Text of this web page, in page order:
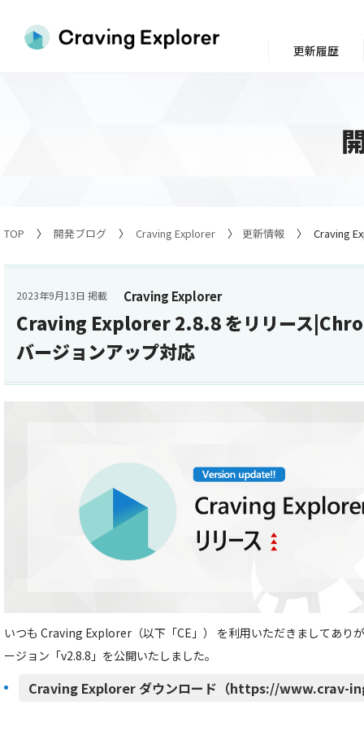
TOP 開発ブログ Craving Explorer 更新情報 Craving
Craving Explorer
2023年9月13日 掲載
Craving Explorer 2.8.8 をリリース
バージョンアップ対応
いつも Craving Explorer（以下「CE」） を利用いただきましてあり
ージョン「v2.8.8」を公開いたしました。
Craving Explorer ダウンロード（https://www.crav-
更新履歴